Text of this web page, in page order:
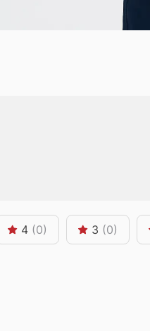
4 (0) 3 (0)